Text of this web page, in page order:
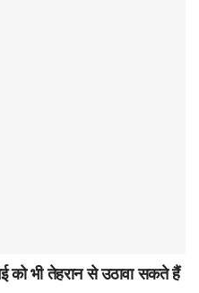
को भी तेहरान से उठावा सकते हैं